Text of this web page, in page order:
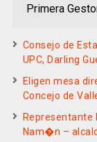
Primera
Consejo de
UPC, Darling
Eligen mesa
Concejo de
Nam�n –